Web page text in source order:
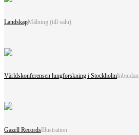
LandskapMålning (till salu)
Världskonferensen lungforskning i StockholmInbjudan
Gazell Records Illustration